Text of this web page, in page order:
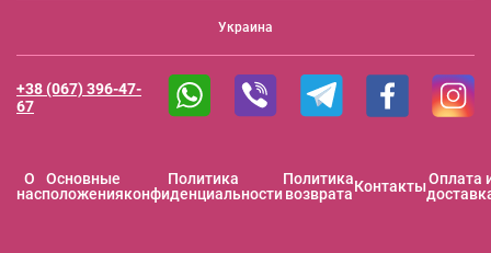
Украина
O
нас
Основные
положения
Политика
конфиденциальности
Политика
возвратаКонтактыОплата
+38 (067) 396-47-
67